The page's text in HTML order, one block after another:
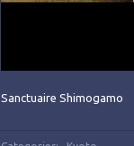
Sanctuaire Shimogamo